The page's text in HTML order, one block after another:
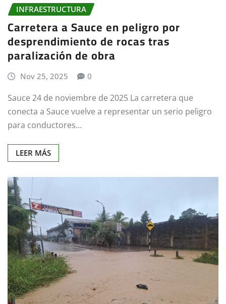
INFRAESTRUCTURA
Carretera a Sauce en peligro por
desprendimiento de rocas tras
paralización de obra
Nov 25, 2025 0
Sauce 24 de noviembre de 2025 La carretera que
conecta a Sauce vuelve a representar un serio peligro
para conductores…
LEER MÁS